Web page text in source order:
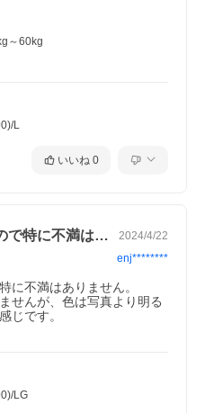
～60kg
L
いいね 0
よく利用してるストアなので特に不満はあ… 2024/4/22
enj********
に不満はありません。
せんが、色は写真より明る
じです。
LG